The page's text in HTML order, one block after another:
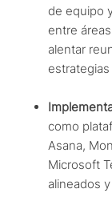
de equipo
entre
alentar
como
Asana,
Microsoft
alineados